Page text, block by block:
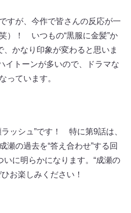
すが、今作で皆さんの反応が一
）！ いつもの“黒服に金髪”か
、かなり印象が変わると思いま
イトーンが多いので、ドラマな
っています。
ッシュ”です！ 特に第9話は、
瀬の過去を“答え合わせ”する回
いに明らかになります。“成瀬の
お楽しみください！